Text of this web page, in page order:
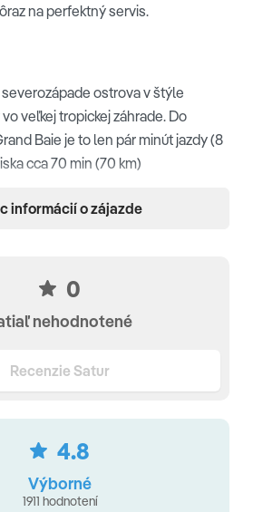
na perfektný servis.
ostrova v štýle
veľkej tropickej záhrade. Do
Baie je to len pár minút jazdy (8
cca 70 min (70 km)
• stropný ventilátor • SAT-
rýchlovarná kanvicu • balkón • Wi-
Tropical Junior Suite
informácií o zájazde
0
nehodnotené
Recenzie Satur
4.8
Výborné
1911 hodnotení